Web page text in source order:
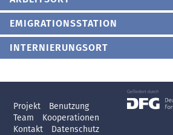
EMIGRATIONSSTATION
INTERNIERUNGSORT
Projekt
Benutzung
Team
Kooperationen
Kontakt
Datenschutz